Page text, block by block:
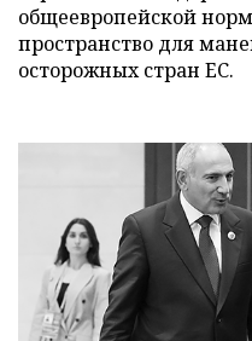
общеевропейской
пространство для
осторожных стран ЕС.